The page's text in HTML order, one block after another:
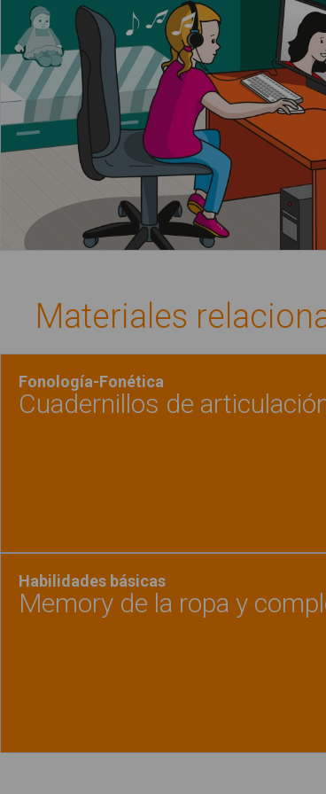
La niña oye la música del ordenador
Materiales
Fonología-Fonética
Cuadernillos de
Habilidades básicas
Memory de la ropa y